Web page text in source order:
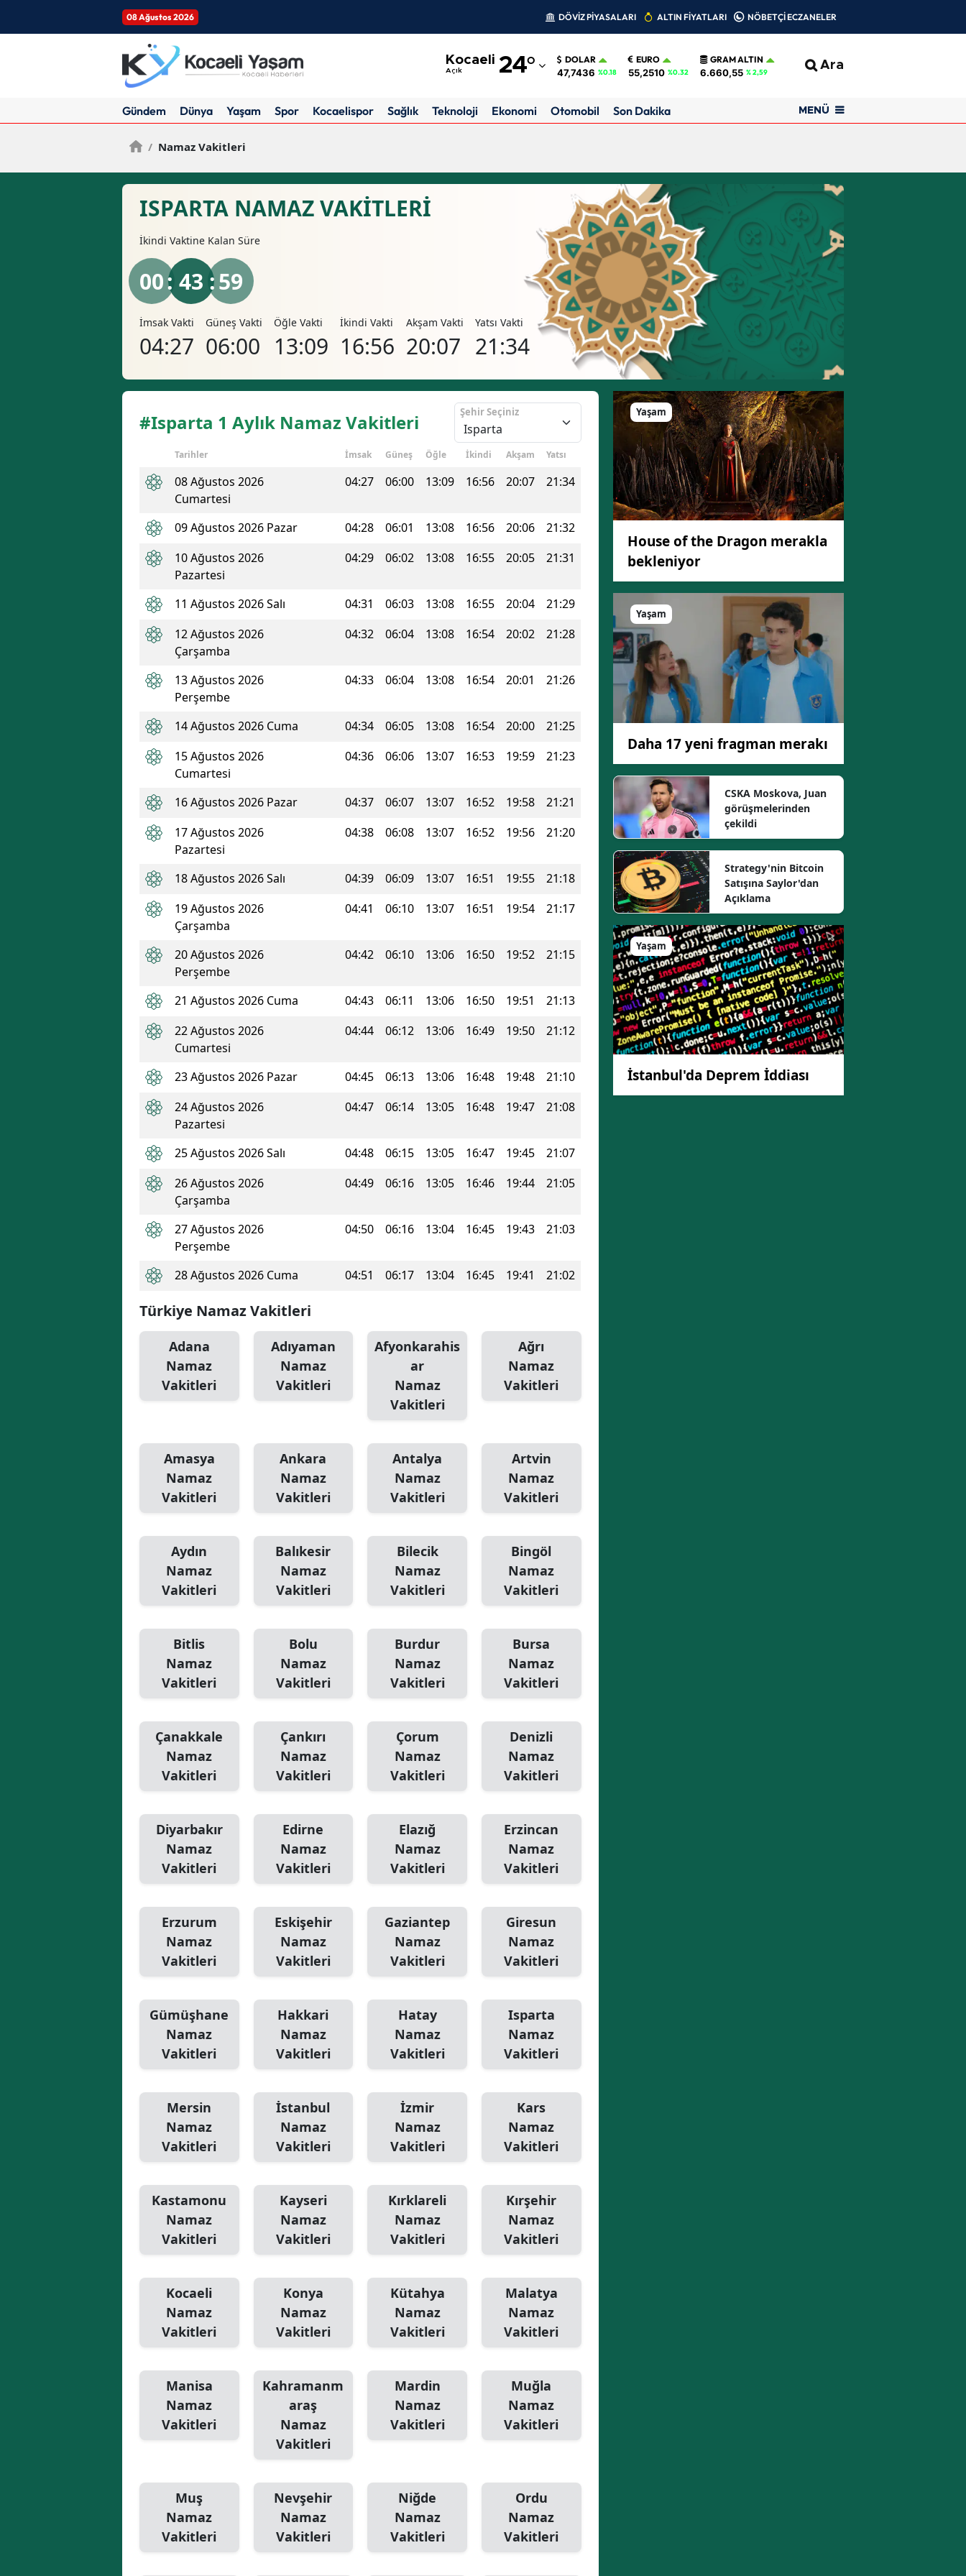
08 Ağustos 2026 DÖVİZ PİYASALARI ALTIN FİYATLARI NÖBETÇİ ECZANELER
Kocaeli
Açık 24°
Adıyaman
Bilecik
Bolu
Burdur
Bursa
Denizli
Diyarbakır
Erzincan
Erzurum
Gaziantep
Giresun
Isparta
Kars
Kastamonu
Kırşehir
Kocaeli
Kütahya
Kahramanmaraş
Mardin
Niğde
Sakarya
Samsun
Sivas
Trabzon
Şırnak
Iğdır
Yalova
Osmaniye
DOLAR
47,7436 %0.18
EURO
55,2510 %0.32
GRAM ALTIN
6.660,55 % 2,59 Ara
Gündem Dünya Yaşam Spor Kocaelispor Sağlık Teknoloji Ekonomi Otomobil Son Dakika MENÜ
/ Namaz Vakitleri
ISPARTA NAMAZ VAKİTLERİ
İkindi Vaktine Kalan Süre
00: 43 :58
İmsak Vakti
04:27
Güneş Vakti
06:00
Öğle Vakti
13:09
İkindi Vakti
16:56
Akşam Vakti
20:07
Yatsı Vakti
21:34
#Isparta 1 Aylık Namaz Vakitleri Şehir Seçiniz
Tarihler İmsak Güneş Öğle İkindi Akşam Yatsı
08 Ağustos 2026
Cumartesi
04:27 06:00 13:09 16:56 20:07 21:34
09 Ağustos 2026 Pazar 04:28 06:01 13:08 16:56 20:06
21:32
10 Ağustos 2026
Pazartesi
04:29 06:02 13:08 16:55 20:05 21:31
11 Ağustos 2026 Salı 04:31 06:03 13:08 16:55 20:04
21:29
12 Ağustos 2026
Çarşamba
04:32 06:04 13:08 16:54 20:02 21:28
13 Ağustos 2026
Perşembe
04:33 06:04 13:08 16:54 20:01 21:26
14 Ağustos 2026 Cuma 04:34 06:05 13:08 16:54 20:00
21:25
15 Ağustos 2026
Cumartesi
04:36 06:06 13:07 16:53 19:59 21:23
16 Ağustos 2026 Pazar 04:37 06:07 13:07 16:52 19:58
21:21
17 Ağustos 2026
Pazartesi
04:38 06:08 13:07 16:52 19:56 21:20
18 Ağustos 2026 Salı 04:39 06:09 13:07 16:51 19:55
21:18
19 Ağustos 2026
Çarşamba
04:41 06:10 13:07 16:51 19:54 21:17
20 Ağustos 2026
Perşembe
04:42 06:10 13:06 16:50 19:52 21:15
21 Ağustos 2026 Cuma 04:43 06:11 13:06 16:50 19:51
21:13
22 Ağustos 2026
Cumartesi
04:44 06:12 13:06 16:49 19:50 21:12
23 Ağustos 2026 Pazar 04:45 06:13 13:06 16:48 19:48
21:10
24 Ağustos 2026
Pazartesi
04:47 06:14 13:05 16:48 19:47 21:08
25 Ağustos 2026 Salı 04:48 06:15 13:05 16:47 19:45
21:07
26 Ağustos 2026
Çarşamba
04:49 06:16 13:05 16:46 19:44 21:05
27 Ağustos 2026
Perşembe
04:50 06:16 13:04 16:45 19:43 21:03
28 Ağustos 2026 Cuma 04:51 06:17 13:04 16:45 19:41 21:02
Türkiye Namaz Vakitleri
Adana
Namaz
Vakitleri
Adıyaman
Namaz
Vakitleri
Afyonkarahis
ar
Namaz
Vakitleri
Ağrı
Namaz
Vakitleri
Amasya
Namaz
Vakitleri
Ankara
Namaz
Vakitleri
Antalya
Namaz
Vakitleri
Artvin
Namaz
Vakitleri
Aydın
Namaz
Vakitleri
Balıkesir
Namaz
Vakitleri
Bilecik
Namaz
Vakitleri
Bingöl
Namaz
Vakitleri
Bitlis
Namaz
Vakitleri
Bolu
Namaz
Vakitleri
Burdur
Namaz
Vakitleri
Bursa
Namaz
Vakitleri
Çanakkale
Namaz
Vakitleri
Çankırı
Namaz
Vakitleri
Çorum
Namaz
Vakitleri
Denizli
Namaz
Vakitleri
Diyarbakır
Namaz
Vakitleri
Edirne
Namaz
Vakitleri
Elazığ
Namaz
Vakitleri
Erzincan
Namaz
Vakitleri
Erzurum
Namaz
Vakitleri
Eskişehir
Namaz
Vakitleri
Gaziantep
Namaz
Vakitleri
Giresun
Namaz
Vakitleri
Gümüşhane
Namaz
Vakitleri
Hakkari
Namaz
Vakitleri
Hatay
Namaz
Vakitleri
Isparta
Namaz
Vakitleri
Mersin
Namaz
Vakitleri
İstanbul
Namaz
Vakitleri
İzmir
Namaz
Vakitleri
Kars
Namaz
Vakitleri
Kastamonu
Namaz
Vakitleri
Kayseri
Namaz
Vakitleri
Kırklareli
Namaz
Vakitleri
Kırşehir
Namaz
Vakitleri
Kocaeli
Namaz
Vakitleri
Konya
Namaz
Vakitleri
Kütahya
Namaz
Vakitleri
Malatya
Namaz
Vakitleri
Manisa
Namaz
Vakitleri
Kahramanm
araş
Namaz
Vakitleri
Mardin
Namaz
Vakitleri
Muğla
Namaz
Vakitleri
Muş
Namaz
Vakitleri
Nevşehir
Namaz
Vakitleri
Niğde
Namaz
Vakitleri
Ordu
Namaz
Vakitleri
Yaşam
House of the Dragon merakla
bekleniyor
Yaşam
Daha 17 yeni fragman merakı
CSKA Moskova, Juan
görüşmelerinden
çekildi
Strategy'nin Bitcoin
Satışına Saylor'dan
Açıklama
Yaşam
İstanbul'da Deprem İddiası